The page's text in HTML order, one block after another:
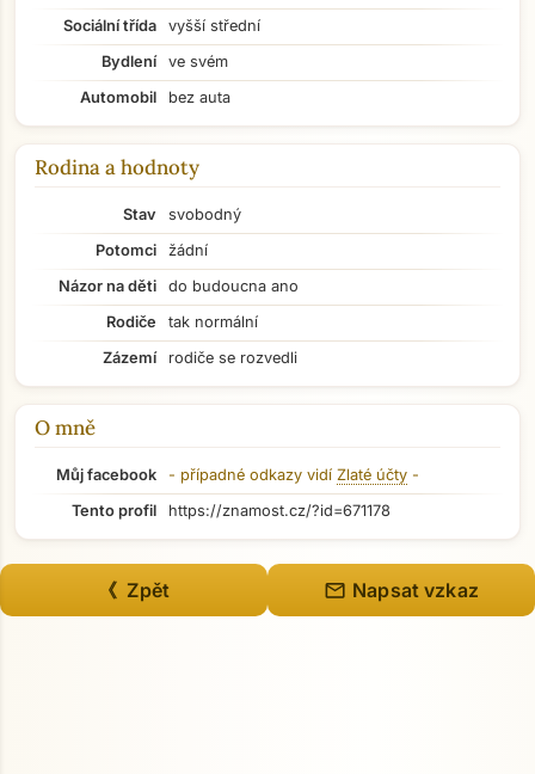
Sociální třída
vyšší střední
Bydlení
ve svém
Automobil
bez auta
Rodina a hodnoty
Stav
svobodný
Potomci
žádní
Názor na děti
do budoucna ano
Rodiče
tak normální
Zázemí
rodiče se rozvedli
O mně
Můj facebook - případné odkazy vidí Zlaté účty -
Tento profil
https://znamost.cz/?id=671178
《 Zpět mail Napsat vzkaz